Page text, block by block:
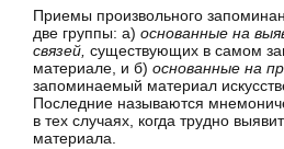
Приемы произвольного
две группы: а) основанные на
связей, существующих в самом
материале, и б) основанные на
запоминаемый материал
Последние называются
в тех случаях, когда трудно
материала.